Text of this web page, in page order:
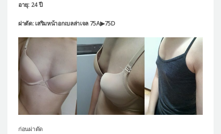
let-me-in
แนะนำโรงพยาบาลไอดี
ศัลยกรรมอย่างปลอดภัย
ปรึกษาทางออนไลน์
Real Selfie Review
อายุ: 24 ปี
ผ่าตัด: เสริมหน้าอกเบลล่าเจล 75A▶75D
ก่อนผ่าตัด